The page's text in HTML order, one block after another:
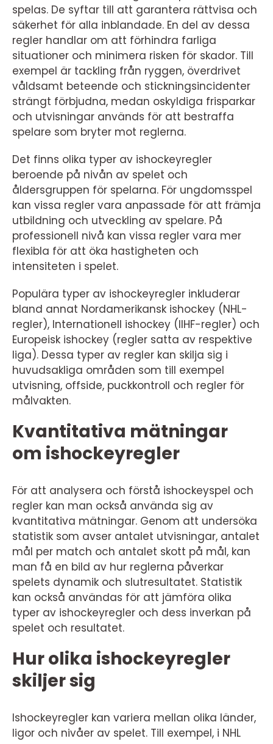
spelas. De syftar till att garantera rättvisa och
säkerhet för alla inblandade. En del av dessa
regler handlar om att förhindra farliga
situationer och minimera risken för skador. Till
exempel är tackling från ryggen, överdrivet
våldsamt beteende och stickningsincidenter
strängt förbjudna, medan oskyldiga frisparkar
och utvisningar används för att bestraffa
spelare som bryter mot reglerna.
Det finns olika typer av ishockeyregler
beroende på nivån av spelet och
åldersgruppen för spelarna. För ungdomsspel
kan vissa regler vara anpassade för att främja
utbildning och utveckling av spelare. På
professionell nivå kan vissa regler vara mer
flexibla för att öka hastigheten och
intensiteten i spelet.
Populära typer av ishockeyregler inkluderar
bland annat Nordamerikansk ishockey (NHL-
regler), Internationell ishockey (IIHF-regler) och
Europeisk ishockey (regler satta av respektive
liga). Dessa typer av regler kan skilja sig i
huvudsakliga områden som till exempel
utvisning, offside, puckkontroll och regler för
målvakten.
Kvantitativa mätningar
om ishockeyregler
För att analysera och förstå ishockeyspel och
regler kan man också använda sig av
kvantitativa mätningar. Genom att undersöka
statistik som avser antalet utvisningar, antalet
mål per match och antalet skott på mål, kan
man få en bild av hur reglerna påverkar
spelets dynamik och slutresultatet. Statistik
kan också användas för att jämföra olika
typer av ishockeyregler och dess inverkan på
spelet och resultatet.
Hur olika ishockeyregler
skiljer sig
Ishockeyregler kan variera mellan olika länder,
ligor och nivåer av spelet. Till exempel, i NHL